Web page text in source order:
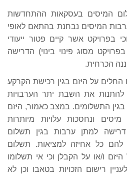
המיסים בעסקאות ההתחדשות
ערבות המיסים נבחנת בהתאם לאופי
בפרויקט אשר קיים פטור ייעודי
מסוג פינוי בינוי) הדרישה
הכרחית.
החלים על היזם בגין רכישת הקרקע
להתנות את השבת יתר הערבויות
התשלומים. במצב כאמור, היזם
ונחסכות עלויות מיותרות
למתן ערבות בגין תשלום
להם כל אחיזה למציאות. תשלום
ו/או על הקבלן וכי אי תשלומו
רישום הזכויות בטאבו וכן לא